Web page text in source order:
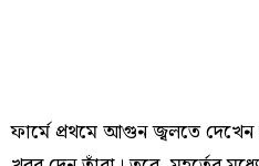
ফার্মে প্রথমে আগুন জ্বলতে